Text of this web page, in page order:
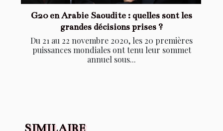
G20 en Arabie Saoudite : quelles sont les
grandes décisions prises ?
Du 21 au 22 novembre 2020, les 20 premières
puissances mondiales ont tenu leur sommet
annuel sous...
SIMILAIRE